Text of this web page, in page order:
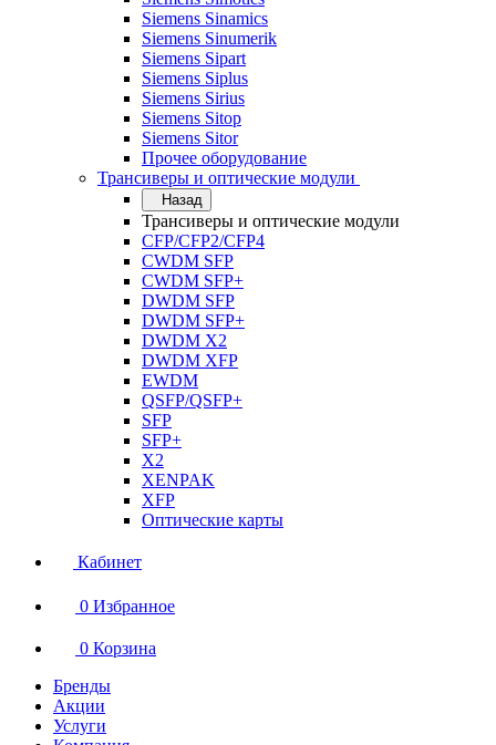
Siemens Sinamics
Siemens Sinumerik
Siemens Sipart
Siemens Siplus
Siemens Sirius
Siemens Sitop
Siemens Sitor
Прочее оборудование
Трансиверы и оптические модули
Назад
Трансиверы и оптические модули
CFP/CFP2/CFP4
CWDM SFP
CWDM SFP+
DWDM SFP
DWDM SFP+
DWDM X2
DWDM XFP
EWDM
QSFP/QSFP+
SFP
SFP+
X2
XENPAK
XFP
Оптические карты
Кабинет
0 Избранное
0 Корзина
Бренды
Акции
Услуги